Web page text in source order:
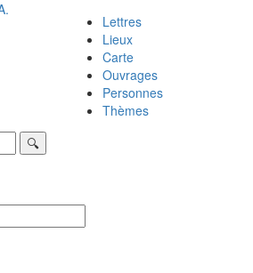
Lettres
Lieux
Carte
Ouvrages
Personnes
Thèmes